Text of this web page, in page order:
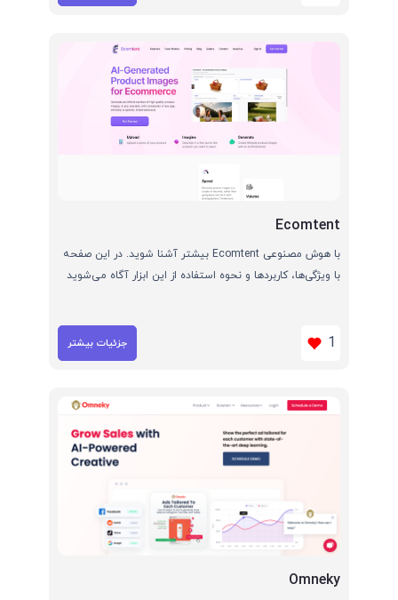
Ecomtent
با هوش مصنوعی Ecomtent بیشتر آشنا شوید. در این صفحه
با ویژگی‌ها، کاربردها و نحوه استفاده از این ابزار آگاه می‌شوید
1 جزئیات بیشتر
Omneky